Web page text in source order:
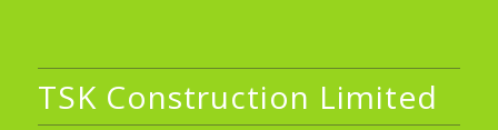
TSK Construction Limited